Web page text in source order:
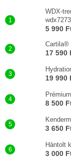
WDX-
wdx7273
5 990
Cartila®
17 590
19 990
8 500
3 650
Hántolt
3 000